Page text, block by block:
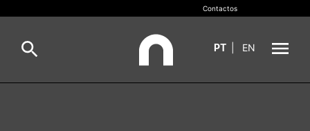
Contactos
PT EN